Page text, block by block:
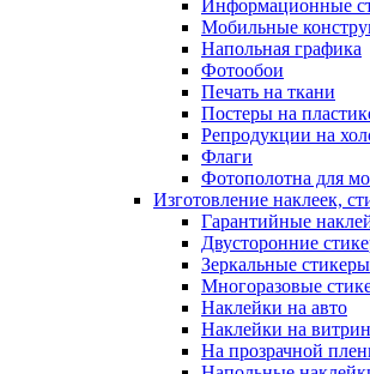
Информационные
Мобильные
Напольная графика
Фотообои
Печать на ткани
Постеры на
Репродукции на
Флаги
Фотополотна для
Изготовление наклеек,
Гарантийные
Двусторонние
Зеркальные стикеры
Многоразовые
Наклейки на авто
Наклейки на
На прозрачной